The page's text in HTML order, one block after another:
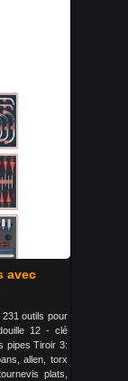
avec
outils pour
12 - clé
pipes Tiroir 3:
allen, torx
plats,